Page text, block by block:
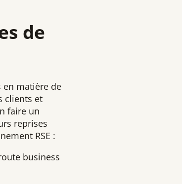
de
en matière de
clients et
faire un
reprises
RSE :
business